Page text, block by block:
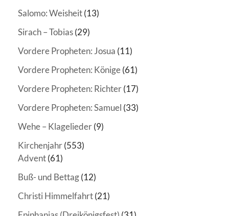
Salomo: Weisheit(13)
Sirach – Tobias(29)
Vordere Propheten: Josua (11)
Vordere Propheten: Könige(61)
Vordere Propheten: Richter(17)
Vordere Propheten: Samuel (33)
Wehe – Klagelieder(9)
Kirchenjahr(553)
Advent(61)
Buß- und Bettag(12)
Christi Himmelfahrt(21)